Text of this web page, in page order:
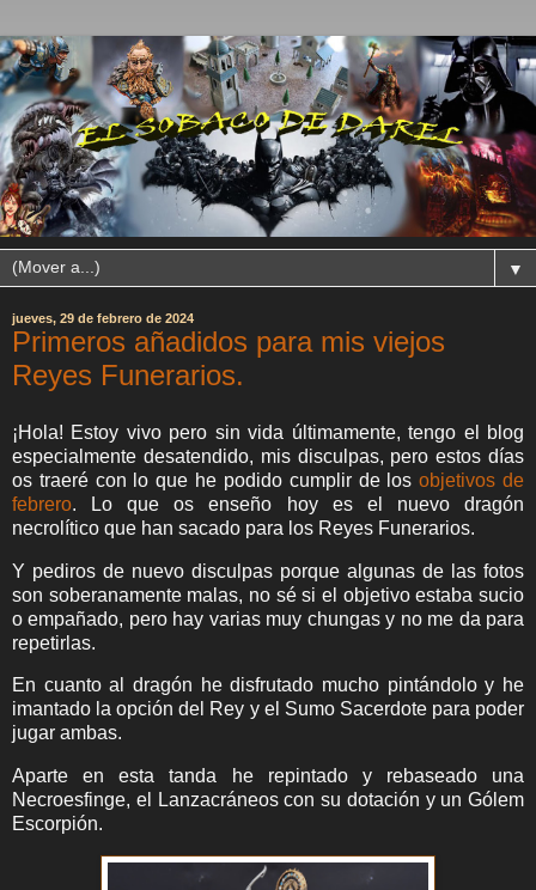
▼
jueves, 29 de febrero de 2024
Primeros añadidos para mis viejos
Reyes Funerarios.
¡Hola! Estoy vivo pero sin vida últimamente, tengo el blog
especialmente desatendido, mis disculpas, pero estos días
os traeré con lo que he podido cumplir de losobjetivos de
febrero. Lo que os enseño hoy es el nuevo dragón
necrolítico que han sacado para los Reyes Funerarios.
Y pediros de nuevo disculpas porque algunas de las fotos
son soberanamente malas, no sé si el objetivo estaba sucio
o empañado, pero hay varias muy chungas y no me da para
repetirlas.
En cuanto al dragón he disfrutado mucho pintándolo y he
imantado la opción del Rey y el Sumo Sacerdote para poder
jugar ambas.
Aparte en esta tanda he repintado y rebaseado una
Necroesfinge, el Lanzacráneos con su dotación y un Gólem
Escorpión.